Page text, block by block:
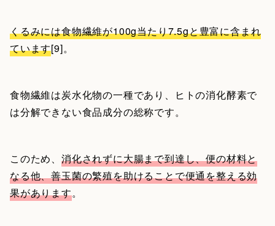
くるみには食物繊維が100g当たり7.5gと豊富に含まれ
ています[9]。
食物繊維は炭水化物の一種であり、ヒトの消化酵素で
は分解できない食品成分の総称です。
このため、 消化されずに大腸まで到達し、便の材料と
なる他、善玉菌の繁殖を助けることで便通を整える効
果があります。